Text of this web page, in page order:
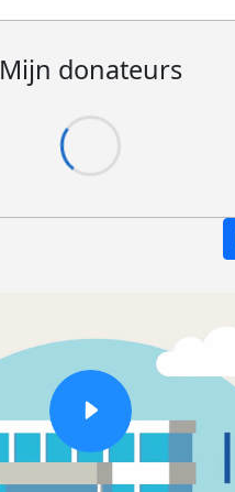
Mijn donateurs